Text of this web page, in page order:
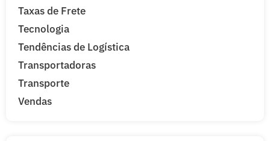
Taxas de Frete
Tecnologia
Tendências de Logística
Transportadoras
Transporte
Vendas